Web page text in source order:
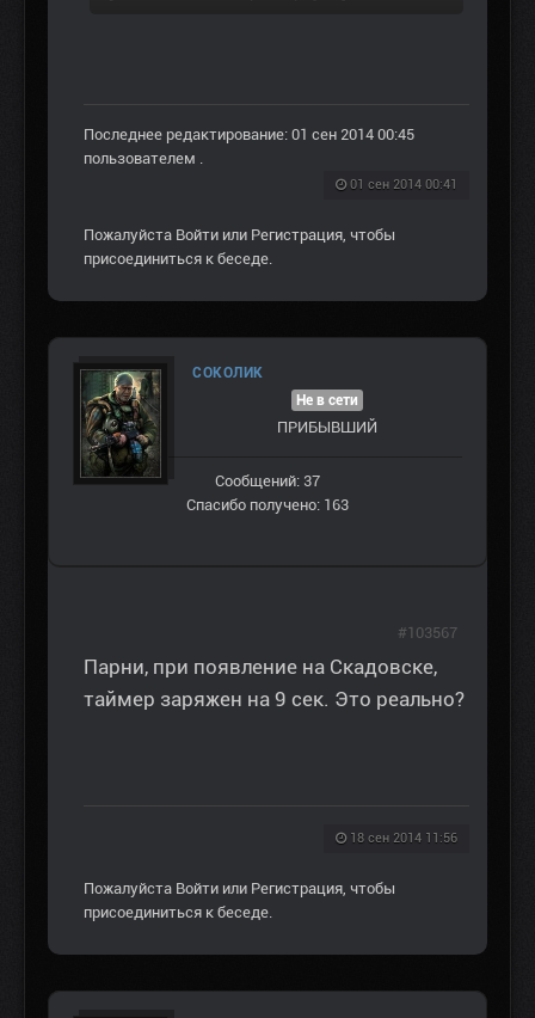
Последнее редактирование: 01 сен 2014 00:45
пользователем .
01 сен 2014 00:41
Пожалуйста Войти или Регистрация, чтобы
присоединиться к беседе.
СОКОЛИК
Не в сети
ПРИБЫВШИЙ
Сообщений: 37
Спасибо получено: 163
Парни, при появление на Скадовске,
таймер заряжен на 9 сек. Это реально?
18 сен 2014 11:56
#103567
Пожалуйста Войти или Регистрация, чтобы
присоединиться к беседе.